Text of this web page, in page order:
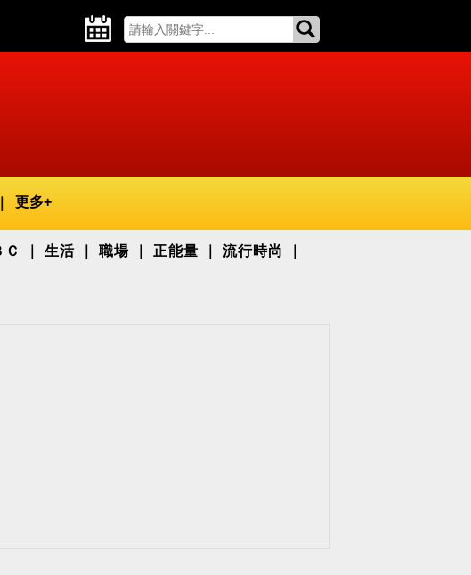
更多+
Ｃ 生活 職場 正能量 流行時尚